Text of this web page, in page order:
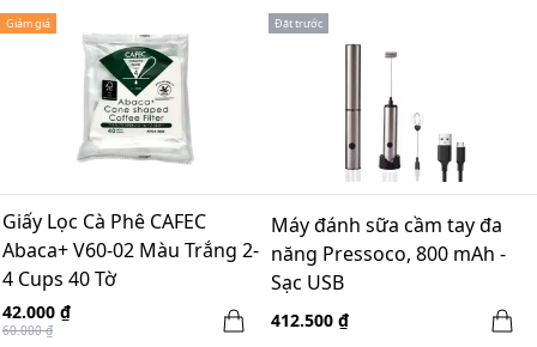
Giảm giá
Giấy Lọc Cà Phê CAFEC
Abaca+ V60-02 Màu Trắng 2-
4 Cups 40 Tờ
42.000 ₫
60.000 ₫
Đặt trước
Máy đánh sữa cầm tay đa
năng Pressoco, 800 mAh -
Sạc USB
412.500 ₫